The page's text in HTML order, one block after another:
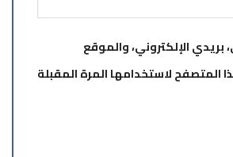
الإلكتروني، والموقع
المتصفح لاستخدامها المرة المقبلة